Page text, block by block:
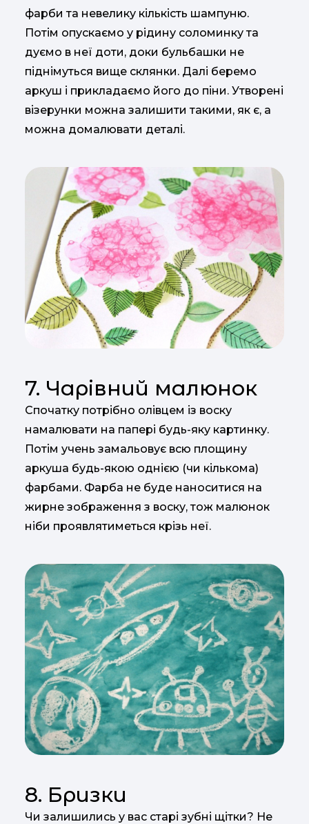
фарби та невелику кількість шампуню.
Потім опускаємо у рідину соломинку та
дуємо в неї доти, доки бульбашки не
піднімуться вище склянки. Далі беремо
аркуш і прикладаємо його до піни. Утворені
візерунки можна залишити такими, як є, а
можна домалювати деталі.
7. Чарівний малюнок
Спочатку потрібно олівцем із воску
намалювати на папері будь-яку картинку.
Потім учень замальовує всю площину
аркуша будь-якою однією (чи кількома)
фарбами. Фарба не буде наноситися на
жирне зображення з воску, тож малюнок
ніби проявлятиметься крізь неї.
8. Бризки
Чи залишились у вас старі зубні щітки? Не